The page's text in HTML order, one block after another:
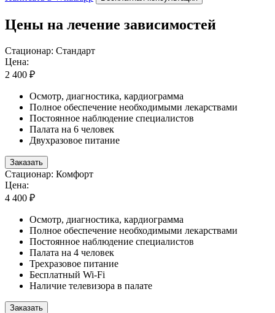
Цены на лечение зависимостей
Стационар: Стандарт
Цена:
2 400 ₽
Осмотр, диагностика, кардиограмма
Полное обеспечение необходимыми лекарствами
Постоянное наблюдение специалистов
Палата на 6 человек
Двухразовое питание
Заказать
Стационар: Комфорт
Цена:
4 400 ₽
Осмотр, диагностика, кардиограмма
Полное обеспечение необходимыми лекарствами
Постоянное наблюдение специалистов
Палата на 4 человек
Трехразовое питание
Бесплатный Wi-Fi
Наличие телевизора в палате
Заказать